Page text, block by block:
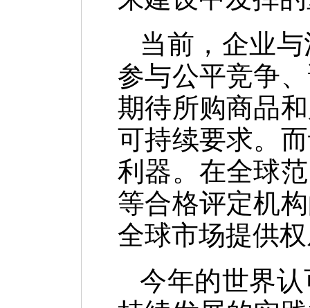
当前，企业
参与公平竞争
期待所购商品
可持续要求。
利器。在全球
等合格评定机
全球市场提供
今年的世界